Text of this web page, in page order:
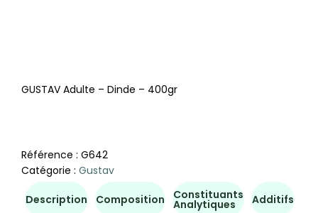
GUSTAV Adulte – Dinde – 400gr
Référence : G642
Catégorie : Gustav
Description Composition Constituants
Analytiques Additifs